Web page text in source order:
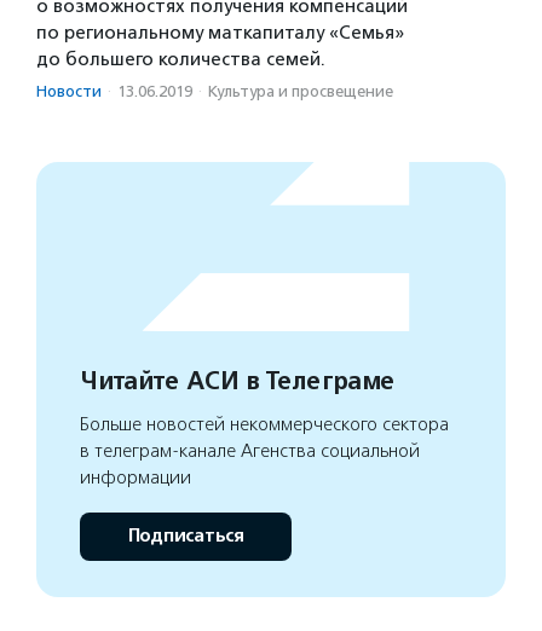
о возможностях получения компенсаций
по региональному маткапиталу «Семья»
до большего количества семей.
Новости · 13.06.2019 · Культура и просвещение
Читайте АСИ в Телеграме
Больше новостей некоммерческого сектора
в телеграм-канале Агенства социальной
информации
Подписаться